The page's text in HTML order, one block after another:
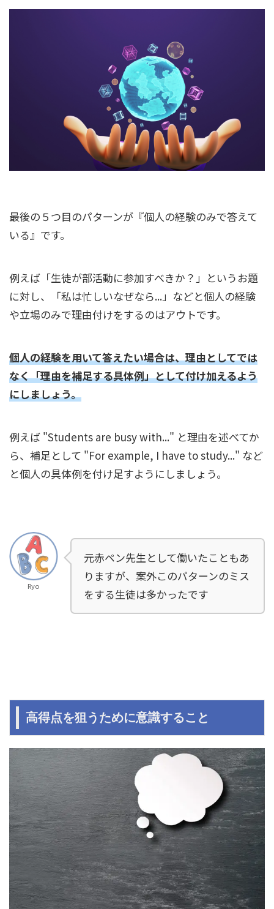
最後の５つ目のパターンが『個人の経験のみで答えて
いる』です。
例えば「生徒が部活動に参加すべきか？」というお題
に対し、「私は忙しいなぜなら...」などと個人の経験
や立場のみで理由付けをするのはアウトです。
個人の経験を用いて答えたい場合は、理由としてでは
なく「理由を補足する具体例」として付け加えるよう
にしましょう。
例えば "Students are busy with..." と理由を述べてか
ら、補足として "For example, I have to study..." など
と個人の具体例を付け足すようにしましょう。
Ryo
元赤ペン先生として働いたこともあ
りますが、案外このパターンのミス
をする生徒は多かったです
高得点を狙うために意識すること